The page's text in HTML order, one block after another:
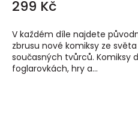
299 Kč
V každém díle najdete
zbrusu nové komiksy ze světa
současných tvůrců. Komiksy
foglarovkách, hry a...